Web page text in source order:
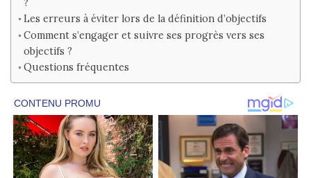
Les erreurs à éviter lors de la définition d’objectifs
Comment s’engager et suivre ses progrès vers ses
objectifs ?
Questions fréquentes